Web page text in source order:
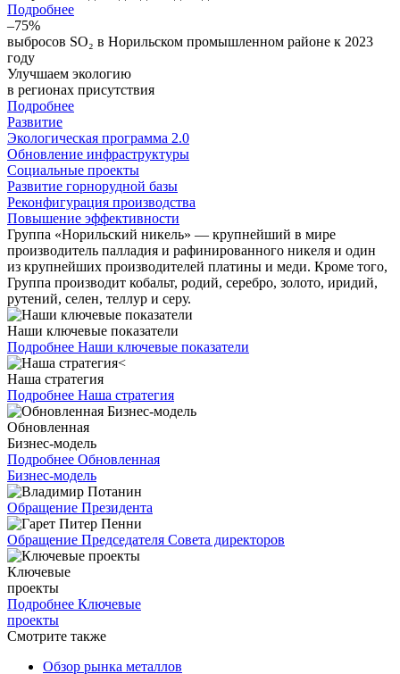
Подробнее
–75%
выбросов SO₂ в Норильском промышленном районе к 2023
году
Улучшаем экологию
в регионах присутствия
Подробнее
Развитие
Экологическая программа 2.0
Обновление инфраструктуры
Социальные проекты
Развитие горнорудной базы
Реконфигурация производства
Повышение эффективности
Группа «Норильский никель» — крупнейший в мире
производитель палладия и рафинированного никеля и один
из крупнейших производителей платины и меди. Кроме того,
Группа производит кобальт, родий, серебро, золото, иридий,
рутений, селен, теллур и серу.
Наши ключевые показатели
Подробнее Наши ключевые показатели
Наша стратегия
Подробнее Наша стратегия
Обновленная
Бизнес-модель
Подробнее Обновленная
Бизнес-модель
Обращение Президента
Обращение Председателя Совета директоров
Ключевые
проекты
Подробнее Ключевые
проекты
Смотрите также
Обзор рынка металлов